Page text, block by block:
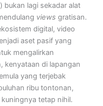
) bukan lagi sekadar alat
views gratisan.
digital, video
aset pasif yang
mengalirkan
kenyataan di lapangan
yang terjebak
ribu tontonan,
tetap nihil.